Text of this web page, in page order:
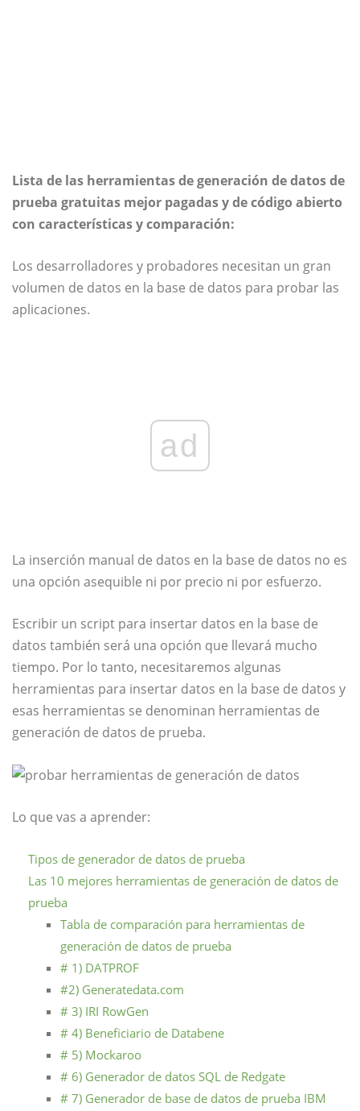
Lista de las herramientas de generación de datos de
prueba gratuitas mejor pagadas y de código abierto
con características y comparación:
Los desarrolladores y probadores necesitan un gran
volumen de datos en la base de datos para probar las
aplicaciones.
ad
La inserción manual de datos en la base de datos no es
una opción asequible ni por precio ni por esfuerzo.
Escribir un script para insertar datos en la base de
datos también será una opción que llevará mucho
tiempo. Por lo tanto, necesitaremos algunas
herramientas para insertar datos en la base de datos y
esas herramientas se denominan herramientas de
generación de datos de prueba.
Lo que vas a aprender:
Tipos de generador de datos de prueba
Las 10 mejores herramientas de generación de datos de
prueba
Tabla de comparación para herramientas de
generación de datos de prueba
# 1) DATPROF
#2) Generatedata.com
# 3) IRI RowGen
# 4) Beneficiario de Databene
# 5) Mockaroo
# 6) Generador de datos SQL de Redgate
# 7) Generador de base de datos de prueba IBM